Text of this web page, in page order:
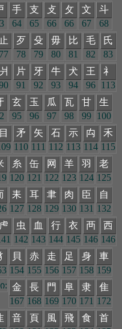
手
64
支
65
攴
66
攵
66
文
67
斗
68
止
77
歹
78
殳
79
毋
80
比
81
毛
82
氏
83
爿
片
91
牙
92
牛
93
犬
94
王
96
礻
113
玄
95
玉
96
瓜
97
瓦
98
甘
99
生
100
目
矛
110
矢
111
石
112
示
113
禸
114
禾
115
糸
120
缶
121
网
122
羊
123
羽
124
老
125
耒
127
耳
128
聿
129
肉
130
臣
131
自
132
虍
虫
142
血
143
行
144
衣
145
襾
146
西
146
貝
154
赤
155
走
156
足
157
身
158
車
159
金
167
長
168
門
169
阜
170
隶
171
隹
172
音
頁
風
飛
食
首